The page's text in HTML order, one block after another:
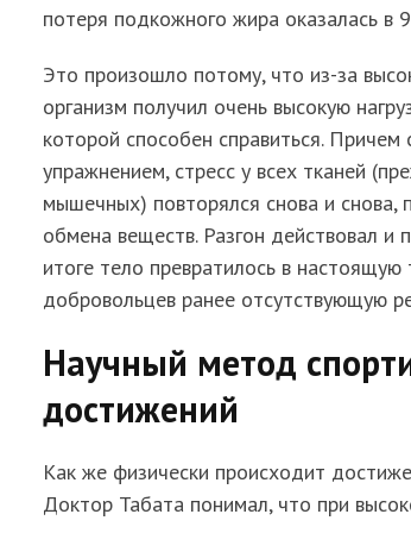
потеря подкожного жира оказалась в
Это произошло потому, что из-за
организм получил очень высокую
которой способен справиться.
упражнением, стресс у всех тканей
мышечных) повторялся снова и снова,
обмена веществ. Разгон действовал и
итоге тело превратилось в
добровольцев ранее отсутствующую
Научный метод
достижений
Как же физически происходит
Доктор Табата понимал, что при